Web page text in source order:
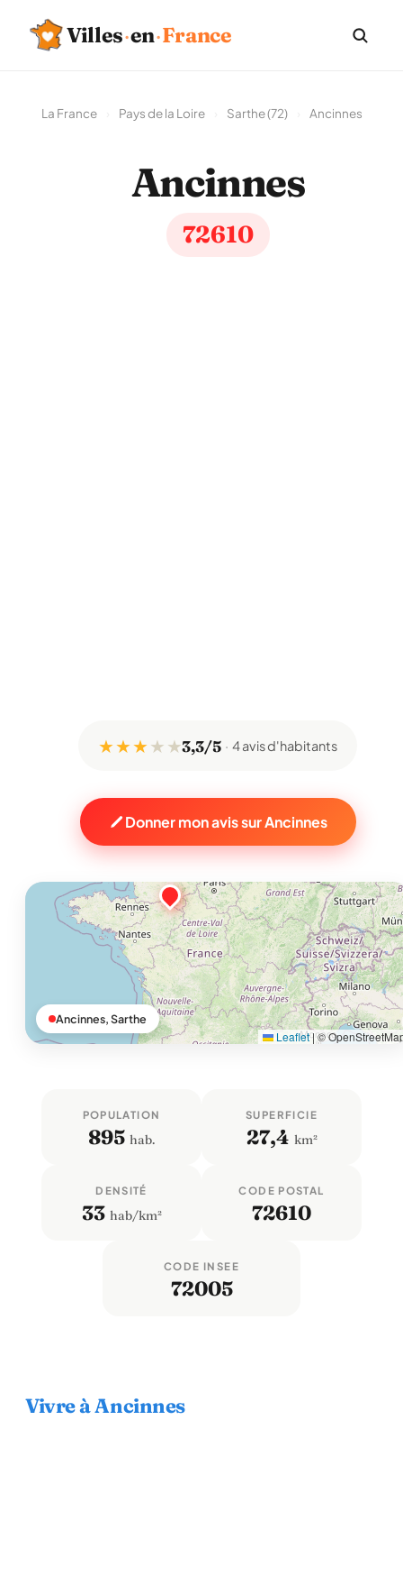
Villes·en·France
La France Pays de la Loire Sarthe (72) Ancinnes
Ancinnes
72610
★ ★ ★★ ★3,3/5 4 avis d'habitants
Donner mon avis sur Ancinnes
Leaflet|©
Ancinnes, Sarthe
POPULATION
895 hab.
SUPERFICIE
27,4 km²
DENSITÉ
33 hab/km²
CODE POSTAL
72610
CODE INSEE
72005
Vivre à Ancinnes